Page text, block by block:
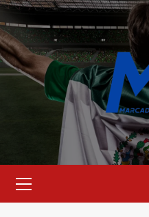
Saltar
al
contenido
principal